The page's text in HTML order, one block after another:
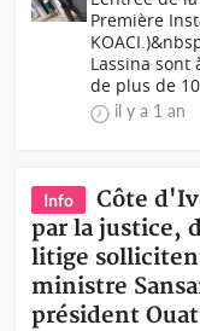
Première
Lassina sont
de plus de
il y a 1 an
Info
Côte
par la justice,
litige
ministre
président